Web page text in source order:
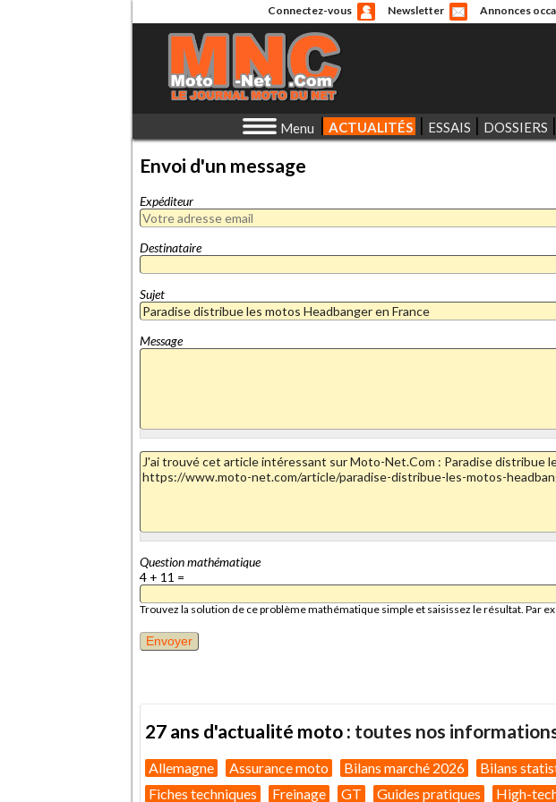
Connectez-vous Newsletter Annonces
Menu ACTUALITÉS ESSAIS DOSSIERS
Envoi d'un message
Expéditeur
Destinataire
Sujet
Message
Question mathématique
4 + 11 =
Trouvez la solution de ce problème mathématique simple et saisissez le résultat. Par
27 ans d'actualité moto : toutes nos
Allemagne Assurance moto Bilans marché 2026 Bilans
Fiches techniques
Freinage GT Guides pratiques High-